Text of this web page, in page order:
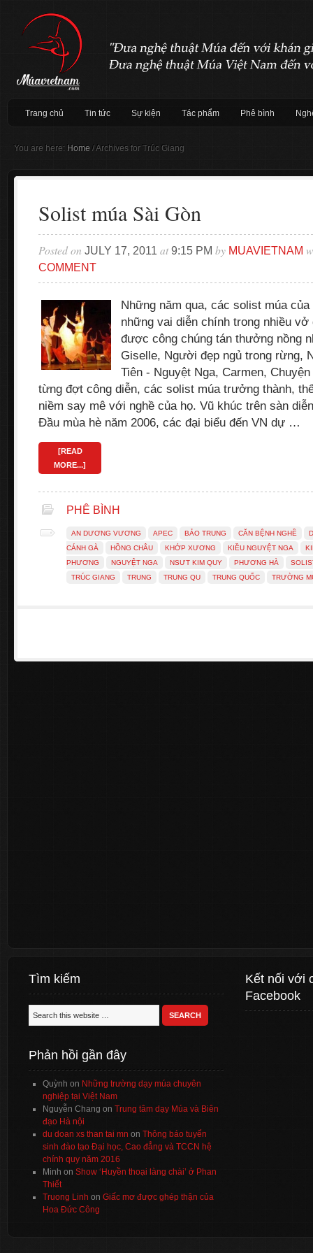
Trang chủ Tin tức Sự kiện Tác phẩm Phê bình
You are here: Home /Archives for Trúc Giang
Solist múa Sài Gòn
Posted on JULY 17, 2011 at9:15 PM by MUAVIETNAM
COMMENT
Những năm qua, các solist múa của
những vai diễn chính trong nhiều vở
được công chúng tán thưởng nồng
Giselle, Người đẹp ngủ trong rừng,
Tiên - Nguyệt Nga, Carmen,
từng đợt công diễn, các solist múa trưởng thành,
niềm say mê với nghề của họ. Vũ khúc trên sàn
Đầu mùa hè năm 2006, các đại biểu đến VN dự …
[READ
MORE...]
PHÊ BÌNH
AN DƯƠNG VƯƠNG APEC BẢO TRUNG CĂN BỆNH NGHỀ
CÁNH GÀ
HỒNG CHÂU KHỚP XƯƠNG KIỀU NGUYỆT NGA
PHƯƠNG
NGUYỆT NGA NSƯT KIM QUY PHƯƠNG HÀ
TRÚC GIANG
TRUNG TRUNG QU TRUNG QUỐC TRƯỜNG
Tìm kiếm
Phản hồi gần đây
Quỳnh on Những trường dạy múa chuyên
nghiệp tại Việt Nam
Nguyễn Chang on Trung tâm dạy Múa và Biên
đạo Hà nội
du doan xs than tai mn on Thông báo tuyển
sinh đào tạo Đại học, Cao đẳng và TCCN hệ
chính quy năm 2016
Minh on Show ‘Huyền thoại làng chài’ ở Phan
Thiết
Truong Linh on Giấc mơ được ghép thận của
Hoa Đức Công
Kết nối với
Facebook